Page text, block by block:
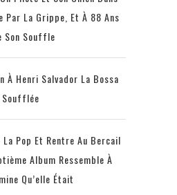
Par La Grippe, Et À 88 Ans
Son Souffle
À Henri Salvador La Bossa
Soufflée
La Pop Et Rentre Au Bercail
Album Ressemble À
Qu’elle Était